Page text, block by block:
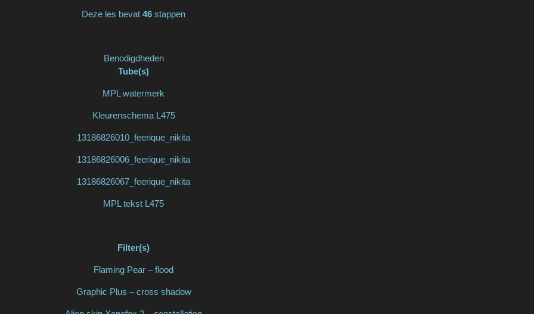
Deze les bevat 46 stappen
Benodigdheden
Tube(s)
MPL watermerk
Kleurenschema L475
13186826010_feerique_nikita
13186826006_feerique_nikita
13186826067_feerique_nikita
MPL tekst L475
Filter(s)
Flaming Pear – flood
Graphic Plus – cross shadow